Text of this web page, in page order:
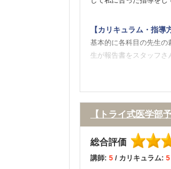
もし、自分で参考書を
師であったためどんなに
【カリキュラム・指導
基本的に各科目の先生
生が報告書をスタッフさ
やすく非常に心強かっ
【サポート体制】
生徒とスタッフ・医学生
【トライ式医学部
総合評価
講師: 5 / カリキュラム: 5